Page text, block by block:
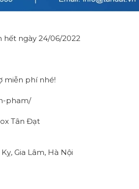
hết ngày 24/06/2022
miễn phí nhé!
pham/
Tân Đạt
Gia Lâm, Hà Nội